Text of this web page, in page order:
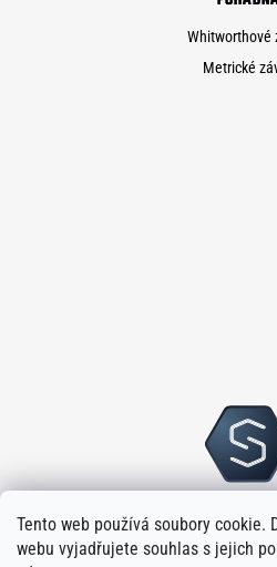
Tento web používá soubory cookie.
webu vyjadřujete souhlas s jejich
Whitworthové
Metrické